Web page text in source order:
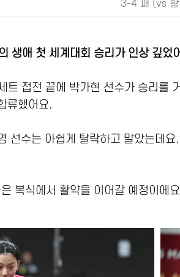
3-4 패 (vs 황
생애 첫 세계대회 승리가 인상 깊었
트 접전 끝에 박가현 선수가 승리를
류했어요.
선수는 아쉽게 탈락하고 말았는데
복식에서 활약을 이어갈 예정이에